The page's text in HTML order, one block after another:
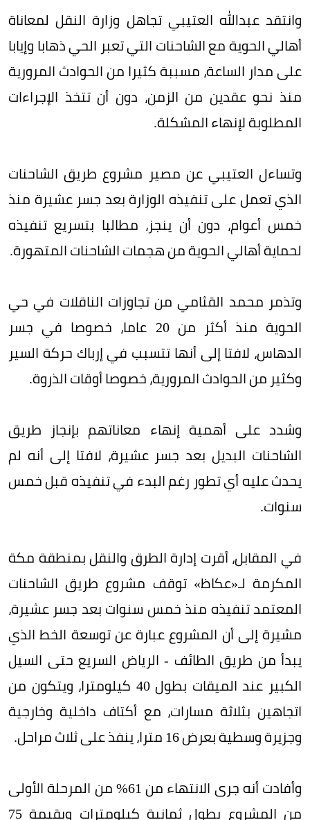
وانتقد عبدالله العتيبي تجاهل وزارة النقل لمعاناة
أهالي الحوية مع الشاحنات التي تعبر الحي ذهابا وإيابا
على مدار الساعة، مسببة كثيرا من الحوادث المرورية
منذ نحو عقدين من الزمن، دون أن تتخذ الإجراءات
المطلوبة لإنهاء المشكلة.
وتساءل العتيبي عن مصير مشروع طريق الشاحنات
الذي تعمل على تنفيذه الوزارة بعد جسر عشيرة منذ
خمس أعوام، دون أن ينجز، مطالبا بتسريع تنفيذه
لحماية أهالي الحوية من هجمات الشاحنات المتهورة.
وتذمر محمد القثامي من تجاوزات الناقلات في حي
الحوية منذ أكثر من 20 عاما، خصوصا في جسر
الدهاس، لافتا إلى أنها تتسبب في إرباك حركة السير
وكثير من الحوادث المرورية، خصوصا أوقات الذروة.
وشدد على أهمية إنهاء معاناتهم بإنجاز طريق
الشاحنات البديل بعد جسر عشيرة، لافتا إلى أنه لم
يحدث عليه أي تطور رغم البدء في تنفيذه قبل خمس
سنوات.
في المقابل، أقرت إدارة الطرق والنقل بمنطقة مكة
المكرمة لـ«عكاظ» توقف مشروع طريق الشاحنات
المعتمد تنفيذه منذ خمس سنوات بعد جسر عشيرة،
مشيرة إلى أن المشروع عبارة عن توسعة الخط الذي
يبدأ من طريق الطائف - الرياض السريع حتى السيل
الكبير عند الميقات بطول 40 كيلومترا، ويتكون من
اتجاهين بثلاثة مسارات، مع أكتاف داخلية وخارجية
وجزيرة وسطية بعرض 16 مترا، ينفذ على ثلاث مراحل.
وأفادت أنه جرى الانتهاء من 61% من المرحلة الأولى
من المشروع بطول ثمانية كيلومترات وبقيمة 75